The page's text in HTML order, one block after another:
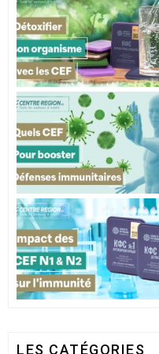
LES CATÉGORIES